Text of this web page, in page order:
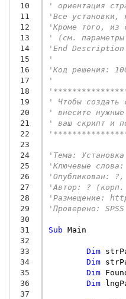
10
11
12
13
14
15
16
17
18
19
20
21
22
23
24
25
26
27
28
29
30
31
32
33
34
35
36
37
' ориентация
'Все установки,
'Кроме того, из
' (см.
'End Description
'
'Код решения:
'
' Чтобы создать
' внесите
' ваш скрипт и
'Тема:
'Ключевые
'Опубликован:
'Автор: ? (корп.
'Размещение:
'Проверено:
Sub Main
Dim
Dim
Dim
Dim